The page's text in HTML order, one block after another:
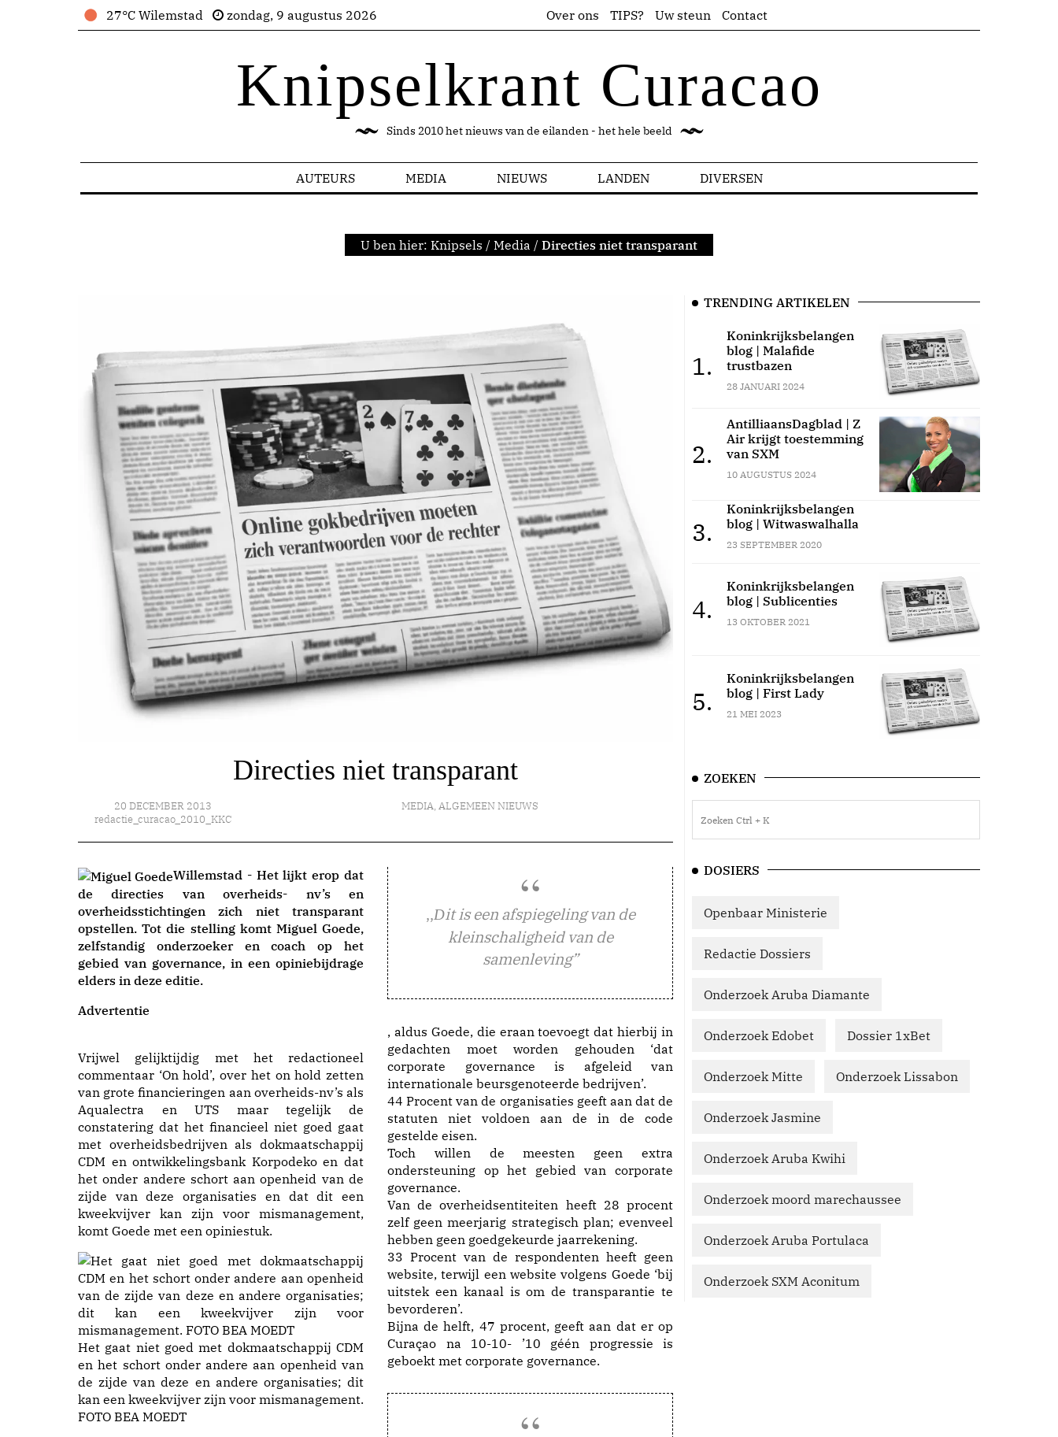
27°C Wilemstad zondag, 9 augustus 2026 Over ons TIPS? Uw steun Contact
Knipselkrant Curacao
Sinds 2010 het nieuws van de eilanden - het hele beeld
AUTEURS MEDIA NIEUWS LANDEN DIVERSEN
U ben hier: Knipsels / Media / Directies niet transparant
Directies niet transparant
20 DECEMBER 2013
redactie_curacao_2010_KKC
MEDIA, ALGEMEEN NIEUWS
Willemstad - Het lijkt erop dat
de directies van overheids- nv’s en
overheidsstichtingen zich niet transparant
opstellen. Tot die stelling komt Miguel Goede,
zelfstandig onderzoeker en coach op het
gebied van governance, in een opiniebijdrage
elders in deze editie.
Advertentie
Vrijwel gelijktijdig met het redactioneel
commentaar ‘On hold’, over het on hold zetten
van grote financieringen aan overheids-nv’s als
Aqualectra en UTS maar tegelijk de
constatering dat het financieel niet goed gaat
met overheidsbedrijven als dokmaatschappij
CDM en ontwikkelingsbank Korpodeko en dat
het onder andere schort aan openheid van de
zijde van deze organisaties en dat dit een
kweekvijver kan zijn voor mismanagement,
komt Goede met een opiniestuk.
Het gaat niet goed met dokmaatschappij CDM
en het schort onder andere aan openheid van
de zijde van deze en andere organisaties; dit
kan een kweekvijver zijn voor mismanagement.
FOTO BEA MOEDT
,,Dit is een afspiegeling van de
kleinschaligheid van de
samenleving”
, aldus Goede, die eraan toevoegt dat hierbij in
gedachten moet worden gehouden ‘dat
corporate governance is afgeleid van
internationale beursgenoteerde bedrijven’.
44 Procent van de organisaties geeft aan dat de
statuten niet voldoen aan de in de code
gestelde eisen.
Toch willen de meesten geen extra
ondersteuning op het gebied van corporate
governance.
Van de overheidsentiteiten heeft 28 procent
zelf geen meerjarig strategisch plan; evenveel
hebben geen goedgekeurde jaarrekening.
33 Procent van de respondenten heeft geen
website, terwijl een website volgens Goede ‘bij
uitstek een kanaal is om de transparantie te
bevorderen’.
Bijna de helft, 47 procent, geeft aan dat er op
Curaçao na 10-10- ’10 géén progressie is
geboekt met corporate governance.
TRENDING ARTIKELEN
1.
Koninkrijksbelangen
blog | Malafide
trustbazen
28 JANUARI 2024
2.
AntilliaansDagblad | Z
Air krijgt toestemming
van SXM
10 AUGUSTUS 2024
3.
Koninkrijksbelangen
blog | Witwaswalhalla
23 SEPTEMBER 2020
4.
Koninkrijksbelangen
blog | Sublicenties
13 OKTOBER 2021
5.
Koninkrijksbelangen
blog | First Lady
21 MEI 2023
ZOEKEN
DOSIERS
Openbaar Ministerie
Redactie Dossiers
Onderzoek Aruba Diamante
Onderzoek Edobet Dossier 1xBet
Onderzoek Mitte Onderzoek Lissabon
Onderzoek Jasmine
Onderzoek Aruba Kwihi
Onderzoek moord marechaussee
Onderzoek Aruba Portulaca
Onderzoek SXM Aconitum